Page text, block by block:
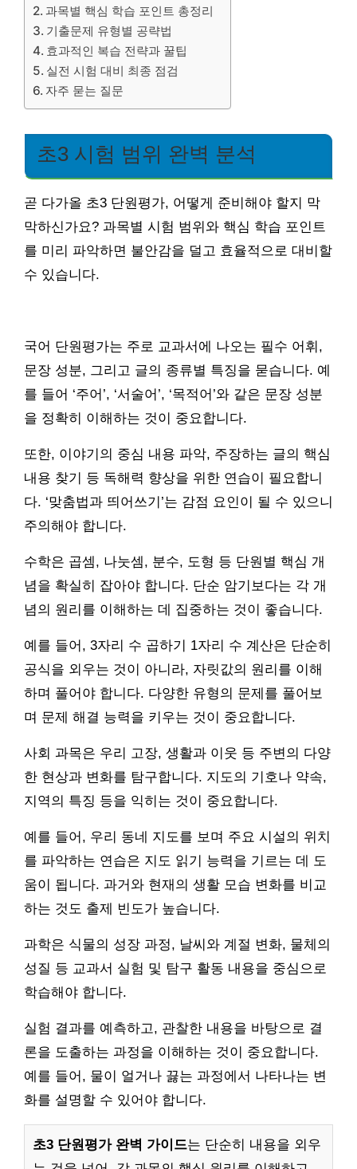
과목별 핵심 학습 포인트 총정리
기출문제 유형별 공략법
효과적인 복습 전략과 꿀팁
실전 시험 대비 최종 점검
자주 묻는 질문
초3 시험 범위 완벽 분석
곧 다가올 초3 단원평가, 어떻게 준비해야 할지 막
막하신가요? 과목별 시험 범위와 핵심 학습 포인트
를 미리 파악하면 불안감을 덜고 효율적으로 대비할
수 있습니다.
국어 단원평가는 주로 교과서에 나오는 필수 어휘,
문장 성분, 그리고 글의 종류별 특징을 묻습니다. 예
를 들어 ‘주어’, ‘서술어’, ‘목적어’와 같은 문장 성분
을 정확히 이해하는 것이 중요합니다.
또한, 이야기의 중심 내용 파악, 주장하는 글의 핵심
내용 찾기 등 독해력 향상을 위한 연습이 필요합니
다. ‘맞춤법과 띄어쓰기’는 감점 요인이 될 수 있으니
주의해야 합니다.
수학은 곱셈, 나눗셈, 분수, 도형 등 단원별 핵심 개
념을 확실히 잡아야 합니다. 단순 암기보다는 각 개
념의 원리를 이해하는 데 집중하는 것이 좋습니다.
예를 들어, 3자리 수 곱하기 1자리 수 계산은 단순히
공식을 외우는 것이 아니라, 자릿값의 원리를 이해
하며 풀어야 합니다. 다양한 유형의 문제를 풀어보
며 문제 해결 능력을 키우는 것이 중요합니다.
사회 과목은 우리 고장, 생활과 이웃 등 주변의 다양
한 현상과 변화를 탐구합니다. 지도의 기호나 약속,
지역의 특징 등을 익히는 것이 중요합니다.
예를 들어, 우리 동네 지도를 보며 주요 시설의 위치
를 파악하는 연습은 지도 읽기 능력을 기르는 데 도
움이 됩니다. 과거와 현재의 생활 모습 변화를 비교
하는 것도 출제 빈도가 높습니다.
과학은 식물의 성장 과정, 날씨와 계절 변화, 물체의
성질 등 교과서 실험 및 탐구 활동 내용을 중심으로
학습해야 합니다.
실험 결과를 예측하고, 관찰한 내용을 바탕으로 결
론을 도출하는 과정을 이해하는 것이 중요합니다.
예를 들어, 물이 얼거나 끓는 과정에서 나타나는 변
화를 설명할 수 있어야 합니다.
초3 단원평가 완벽 가이드는 단순히 내용을 외우